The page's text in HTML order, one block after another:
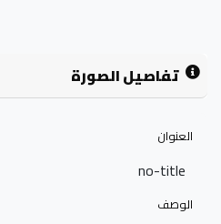
تفاصيل الصورة
العنوان
no-title
الوصف